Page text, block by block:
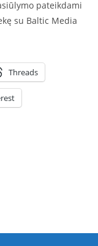
pateikdami
su Baltic Media
Threads